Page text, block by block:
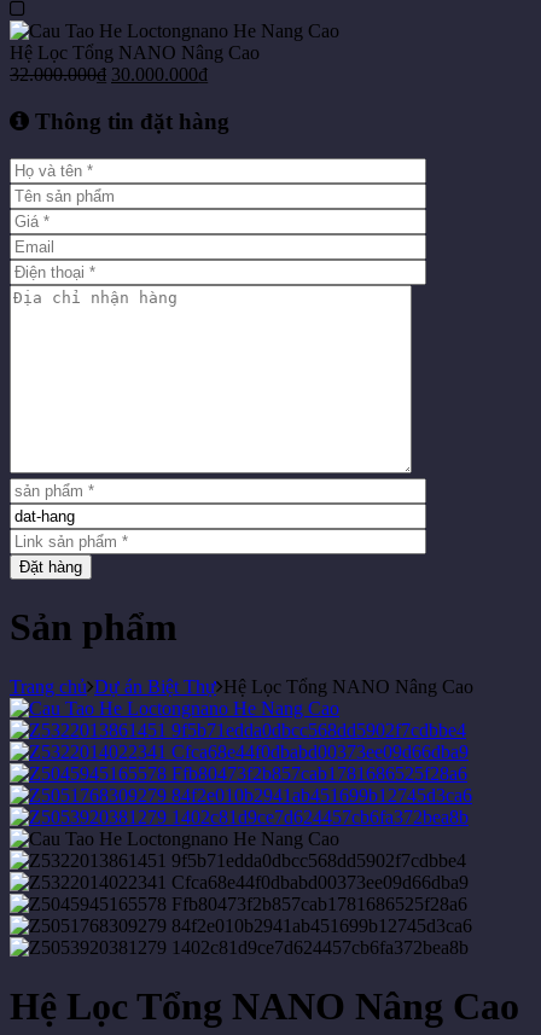
Hệ Lọc Tổng NANO Nâng Cao
32.000.000₫ 30.000.000₫
Thông tin đặt hàng
Sản phẩm
Trang chủ Dự án Biệt Thự Hệ Lọc Tổng NANO Nâng Cao
Hệ Lọc Tổng NANO Nâng Cao